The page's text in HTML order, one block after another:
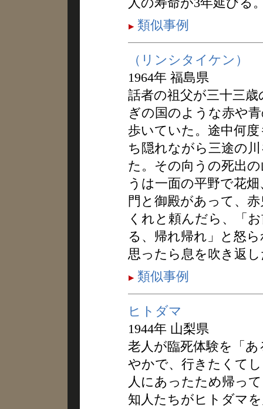
類似事例
（リンシタイケン）
1964年 福島県
話者の祖父が三十三
ぎの国のような赤や
歩いていた。途中何
ち隠れながら三途の
た。その向うの死出
うは一面の平野で花
門と御殿があって、
くれと頼んだら、「
る、帰れ帰れ」と怒
思ったら息を吹き返
類似事例
ヒトダマ
1944年 山梨県
老人が臨死体験を「
やかで、行きたくて
人にあったため帰っ
知人たちがヒトダマ